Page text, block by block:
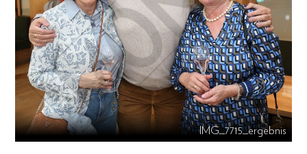
IMG_7715_ergebnis